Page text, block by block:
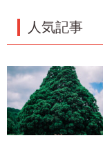
人気記事